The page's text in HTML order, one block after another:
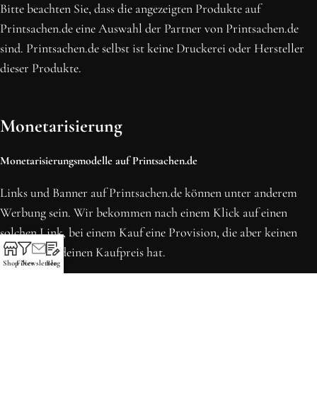
Bitte beachten Sie, dass die angezeigten Produkte auf
Printsachen.de eine Auswahl der Partner von Printsachen.de
sind. Printsachen.de selbst ist keine Druckerei oder Hersteller
dieser Produkte.
Monetarisierung
Monetarisierungsmodelle auf Printsachen.de
Links und Banner auf Printsachen.de können unter anderem
Werbung sein. Wir bekommen nach einem Klick auf einen
solchen Link, bei einem Kauf eine Provision, die aber keinen
Einfluss auf deinen Kaufpreis hat.
ShopFilter
Newsletter
Blog